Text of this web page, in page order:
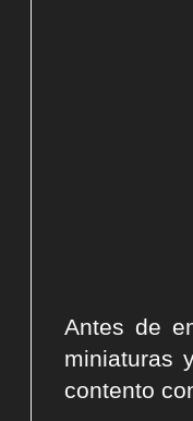
Antes de
miniaturas
contento